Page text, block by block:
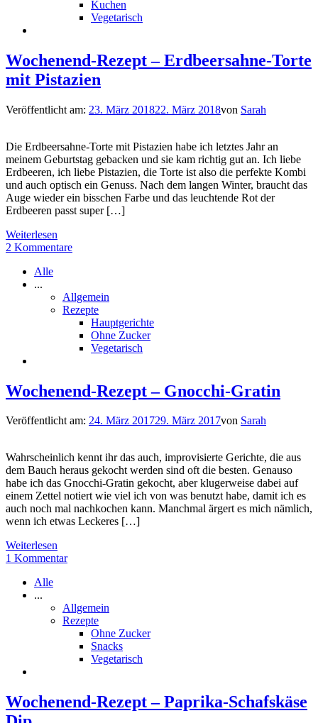
Kuchen
Vegetarisch
Wochenend-Rezept – Erdbeersahne-Torte
mit Pistazien
Veröffentlicht am: 23. März 201822. März 2018von Sarah
Die Erdbeersahne-Torte mit Pistazien habe ich letztes Jahr an
meinem Geburtstag gebacken und sie kam richtig gut an. Ich liebe
Erdbeeren, ich liebe Pistazien, die Torte ist also die perfekte Kombi
und auch optisch ein Genuss. Nach dem langen Winter, braucht das
Auge wieder ein bisschen Farbe und das leuchtende Rot der
Erdbeeren passt super […]
Weiterlesen
2 Kommentare
Alle
...
Allgemein
Rezepte
Hauptgerichte
Ohne Zucker
Vegetarisch
Wochenend-Rezept – Gnocchi-Gratin
Veröffentlicht am: 24. März 201729. März 2017von Sarah
Wahrscheinlich kennt ihr das auch, improvisierte Gerichte, die aus
dem Bauch heraus gekocht werden sind oft die besten. Genauso
habe ich das Gnocchi-Gratin gekocht, aber klugerweise dabei auf
einem Zettel notiert wie viel ich von was benutzt habe, damit ich es
auch noch mal nachkochen kann. Manchmal ärgert es mich nämlich,
wenn ich etwas Leckeres […]
Weiterlesen
1 Kommentar
Alle
...
Allgemein
Rezepte
Ohne Zucker
Snacks
Vegetarisch
Wochenend-Rezept – Paprika-Schafskäse